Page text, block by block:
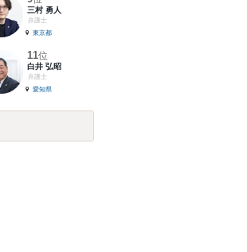
三村 勇人
弁護士
東京都
11位
白井 弘昭
弁護士
愛知県